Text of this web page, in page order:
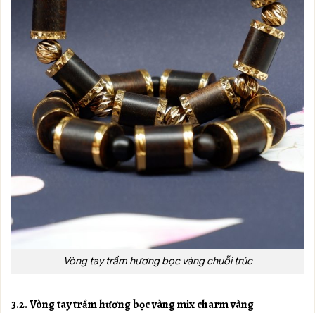
Vòng tay trầm hương bọc vàng chuỗi trúc
3.2. Vòng tay trầm hương bọc vàng mix charm vàng